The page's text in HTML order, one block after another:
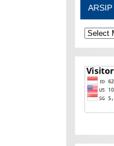
ARSIP
ARSIP